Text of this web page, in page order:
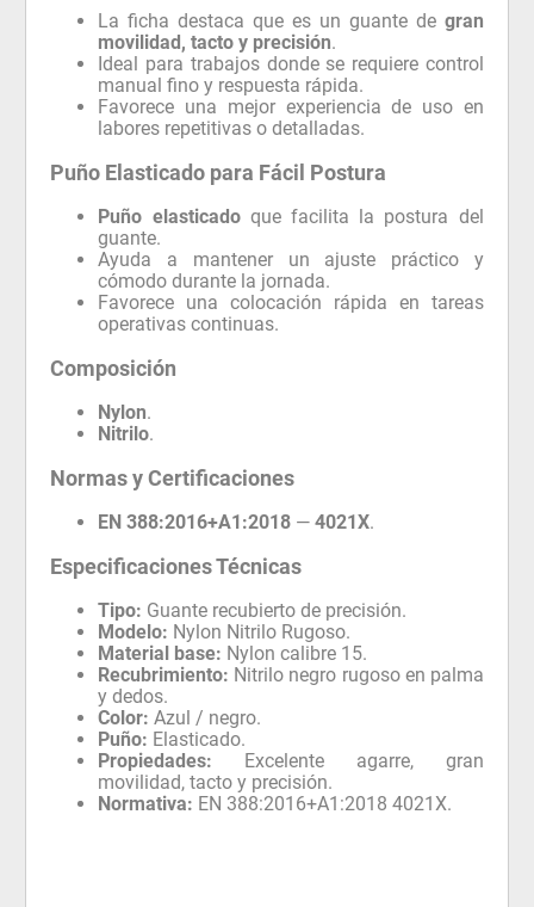
La ficha destaca que es un guante de gran
movilidad, tacto y precisión.
Ideal para trabajos donde se requiere control
manual fino y respuesta rápida.
Favorece una mejor experiencia de uso en
labores repetitivas o detalladas.
Puño Elasticado para Fácil Postura
Puño elasticadoque facilita la postura del
guante.
Ayuda a mantener un ajuste práctico y
cómodo durante la jornada.
Favorece una colocación rápida en tareas
operativas continuas.
Composición
Nylon.
Nitrilo.
Normas y Certificaciones
EN 388:2016+A1:2018 —4021X.
Especificaciones Técnicas
Tipo: Guante recubierto de precisión.
Modelo: Nylon Nitrilo Rugoso.
Material base: Nylon calibre 15.
Recubrimiento: Nitrilo negro rugoso en palma
y dedos.
Color: Azul / negro.
Puño: Elasticado.
Propiedades: Excelente agarre, gran
movilidad, tacto y precisión.
Normativa: EN 388:2016+A1:2018 4021X.